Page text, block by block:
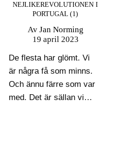
NEJLIKEREVOLUTIONEN I
PORTUGAL (1)
Av Jan Norming
19 april 2023
De flesta har glömt. Vi
är några få som minns.
Och ännu färre som var
med. Det är sällan vi